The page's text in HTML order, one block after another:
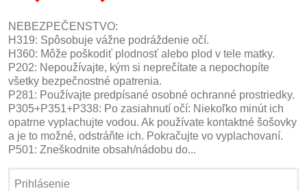
NEBEZPEČENSTVO:
H319: Spôsobuje vážne podráždenie očí.
H360: Môže poškodiť plodnosť alebo plod v tele matky.
P202: Nepoužívajte, kým si neprečítate a nepochopíte
všetky bezpečnostné opatrenia.
P281: Používajte predpísané osobné ochranné prostriedky.
P305+P351+P338: Po zasiahnutí očí: Niekoľko minút ich
opatrne vyplachujte vodou. Ak používate kontaktné šošovky
a je to možné, odstráňte ich. Pokračujte vo vyplachovaní.
P501: Zneškodnite obsah/nádobu do...
Prihlásenie